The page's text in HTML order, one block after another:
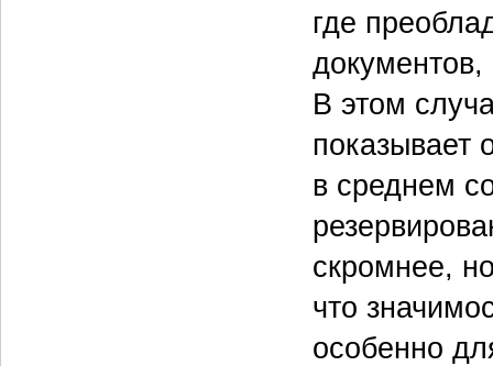
где
В этом
показывает
в среднем
скромнее,
что
особенно